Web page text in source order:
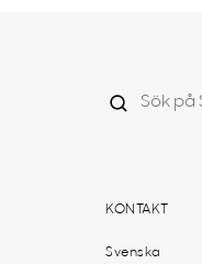
KONTAKT
Svenska